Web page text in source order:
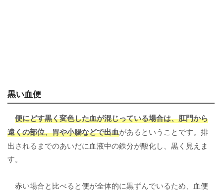
黒い血便
便にどす黒く変色した血が混じっている場合は、肛門から
遠くの部位、胃や小腸などで出血があるということです。排
出されるまでのあいだに血液中の鉄分が酸化し、黒く見えま
す。
赤い場合と比べると便が全体的に黒ずんでいるため、血便